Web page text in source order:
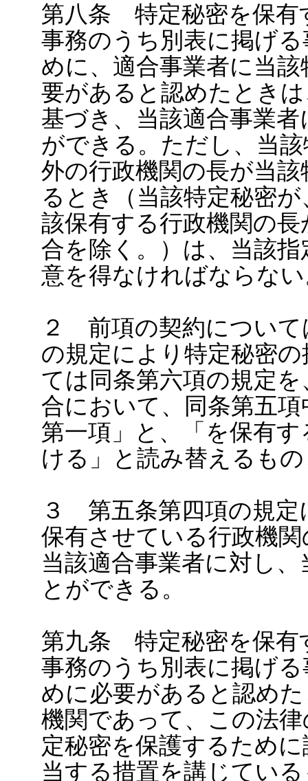
第八条 特定秘密を保有
事務のうち別表に掲げ
めに、適合事業者に当
要があると認めたとき
基づき、当該適合事業
ができる。ただし、当
外の行政機関の長が当
るとき（当該特定秘密
該保有する行政機関の
合を除く。）は、当該
意を得なければならな
２ 前項の契約について
の規定により特定秘密
ては同条第六項の規定
合において、同条第五
第一項」と、「を保有
ける」と読み替えるも
３ 第五条第四項の規定
保有させている行政機
当該適合事業者に対し
とができる。
第九条 特定秘密を保有
事務のうち別表に掲げ
めに必要があると認め
機関であって、この法
定秘密を保護するため
当する措置を講じてい